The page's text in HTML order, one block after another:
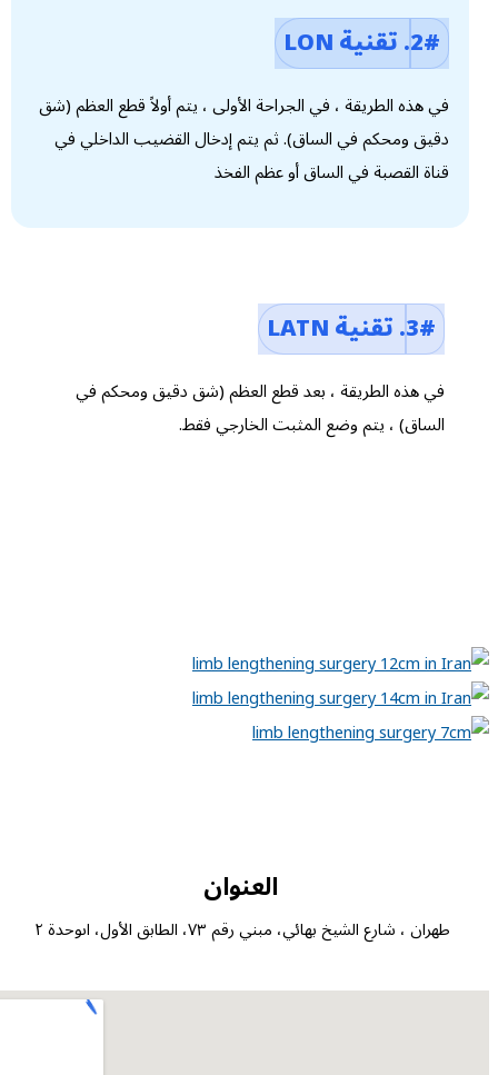
2#. تقنية LON
في هذه الطريقة ، في الجراحة الأولى ، يتم أولاً قطع العظم (شق
دقيق ومحكم في الساق). ثم يتم إدخال القضيب الداخلي في
قناة القصبة في الساق أو عظم الفخذ
3#. تقنية LATN
في هذه الطريقة ، بعد قطع العظم (شق دقيق ومحكم في
الساق) ، يتم وضع المثبت الخارجي فقط.
العنوان
طهران ، شارع الشيخ بهائي، مبني رقم ٧٣، الطابق الأول، اىوحدة ٢